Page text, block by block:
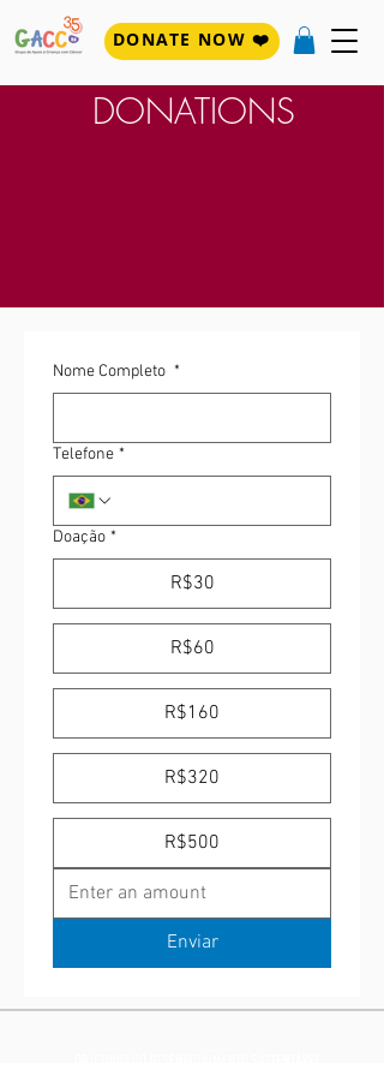
DONATE NOW ❤️
DONATIONS
Nome Completo *
Telefone *
Doação *
R$30
R$60
R$160
R$320
R$500
Enviar